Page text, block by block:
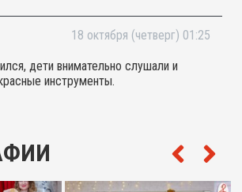
Многие приходили с грудничками,
прямо во время концерта уснули
говоря, я и сама получила
от прослушивания концерта!
детям интересно! Спасибо!
18 октября (четверг) 01:25
дети внимательно слушали и
инструменты.